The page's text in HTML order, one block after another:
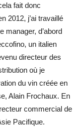
fait donc
2012, j’ai travaillé
manager, d’abord
un italien
directeur des
où je
du vin créée en
Alain Frochaux. En
commercial de
Pacifique.